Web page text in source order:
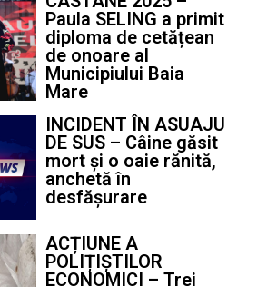
Paula SELING a primit
diploma de cetățean
de onoare al
Municipiului Baia
Mare
INCIDENT ÎN ASUAJU
DE SUS – Câine găsit
mort și o oaie rănită,
anchetă în
desfășurare
ACȚIUNE A
POLIȚIȘTILOR
ECONOMICI – Trei